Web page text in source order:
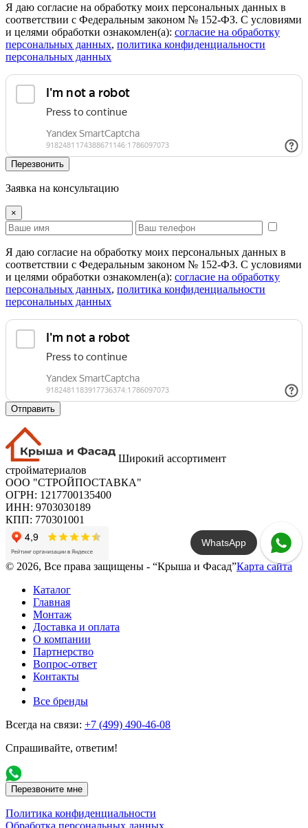
Я даю согласие на обработку моих персональных данных в
соответствии с Федеральным законом № 152-ФЗ. С условиями
и целями обработки ознакомлен(а): cогласие на обработку
персональных данных, политика конфиденциальности
персональных данных
Перезвонить
Заявка на консультацию
×
Я даю согласие на обработку моих персональных данных в
соответствии с Федеральным законом № 152-ФЗ. С условиями
и целями обработки ознакомлен(а): cогласие на обработку
персональных данных, политика конфиденциальности
персональных данных
Отправить
Широкий ассортимент
стройматериалов
ООО "СТРОЙПОСТАВКА"
ОГРН: 1217700135400
ИНН: 9703030189
КПП: 770301001
© 2026, Все права защищены - “Крыша и Фасад”Карта сайта
Каталог
Главная
Монтаж
Доставка и оплата
О компании
Партнерство
Вопрос-ответ
Контакты
Все бренды
Всегда на связи: +7 (499) 490-46-08
Спрашивайте, ответим!
Перезвоните мне
Политика конфиденциальности
WhatsApp